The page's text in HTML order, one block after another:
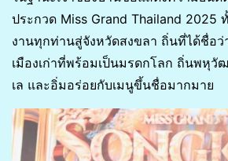
ประกวด Miss Grand Thailand 2025
งานทุกท่านสู่จังหวัดสงขลา ถิ่นที่ได้ชื่อว่
เมืองเก่าที่พร้อมเป็นมรดกโลก ถิ่นพหุวั
เล และอิ่มอร่อยกับเมนูขึ้นชื่อมากมาย